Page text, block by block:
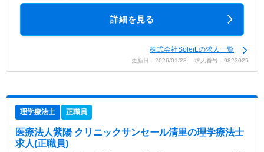
詳細を見る
株式会社SoleiLの求人一覧
更新日：2026/01/28 求人番号：9823025
理学療法士 正職員
医療法人紫陽 クリニックサンセール清里の理学療法士
求人(正職員)